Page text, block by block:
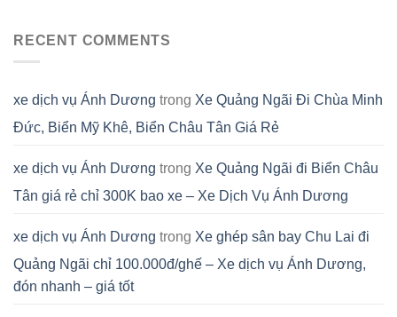
RECENT COMMENTS
xe dịch vụ Ánh Dương trong Xe Quảng Ngãi Đi Chùa Minh
Đức, Biển Mỹ Khê, Biển Châu Tân Giá Rẻ
xe dịch vụ Ánh Dương trong Xe Quảng Ngãi đi Biển Châu
Tân giá rẻ chỉ 300K bao xe – Xe Dịch Vụ Ánh Dương
xe dịch vụ Ánh Dương trong Xe ghép sân bay Chu Lai đi
Quảng Ngãi chỉ 100.000đ/ghế – Xe dịch vụ Ánh Dương,
đón nhanh – giá tốt